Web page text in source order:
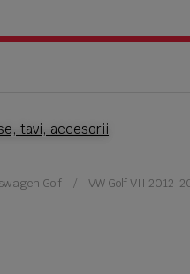
tavi, accesorii
Golf VW Golf VII 2012-